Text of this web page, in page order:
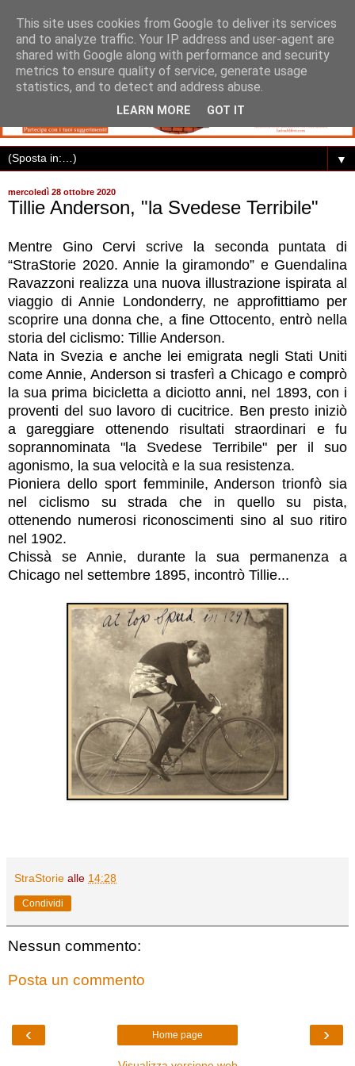
▼
mercoledì 28 ottobre 2020
Tillie Anderson, "la Svedese Terribile"
Mentre Gino Cervi scrive la seconda puntata di
“StraStorie 2020. Annie la giramondo” e Guendalina
Ravazzoni realizza una nuova illustrazione ispirata al
viaggio di Annie Londonderry, ne approfittiamo per
scoprire una donna che, a fine Ottocento, entrò nella
storia del ciclismo: Tillie Anderson.
Nata in Svezia e anche lei emigrata negli Stati Uniti
come Annie, Anderson si trasferì a Chicago e comprò
la sua prima bicicletta a diciotto anni, nel 1893, con i
proventi del suo lavoro di cucitrice. Ben presto iniziò
a gareggiare ottenendo risultati straordinari e fu
soprannominata "la Svedese Terribile" per il suo
agonismo, la sua velocità e la sua resistenza.
Pioniera dello sport femminile, Anderson trionfò sia
nel ciclismo su strada che in quello su pista,
ottenendo numerosi riconoscimenti sino al suo ritiro
nel 1902.
Chissà se Annie, durante la sua permanenza a
Chicago nel settembre 1895, incontrò Tillie...
StraStorie alle 14:28
Condividi
Nessun commento:
Posta un commento
‹ ›
Home page
This site uses cookies from Google to deliver its services
and to analyze traffic. Your IP address and user-agent are
shared with Google along with performance and security
metrics to ensure quality of service, generate usage
statistics, and to detect and address abuse.
LEARN MORE GOT IT